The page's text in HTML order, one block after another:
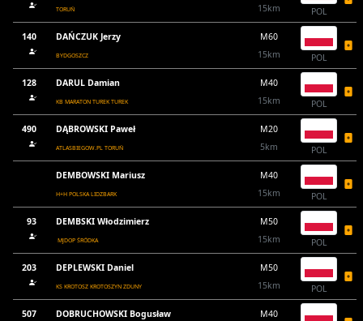
TORUŃ
15km
POL
140 DAŃCZUK Jerzy
BYDGOSZCZ
M60
15km
POL
128 DARUL Damian
KB MARATON TUREK TUREK
M40
15km
POL
490 DĄBROWSKI Paweł
ATLASBIEGOW.PL TORUŃ
M20
5km
POL
DEMBOWSKI Mariusz
H+H POLSKA LIDZBARK
M40
15km
POL
93 DEMBSKI Włodzimierz
MJDOP ŚRÓDKA
M50
15km
POL
203 DEPLEWSKI Daniel
KS KROTOSZ KROTOSZYN ZDUNY
M50
15km
POL
507 DOBRUCHOWSKI Bogusław
M40